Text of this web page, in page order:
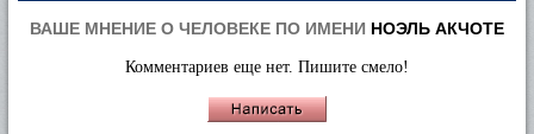
ВАШЕ МНЕНИЕ О ЧЕЛОВЕКЕ ПО ИМЕНИ НОЭЛЬ АКЧОТЕ
Комментариев еще нет. Пишите смело!